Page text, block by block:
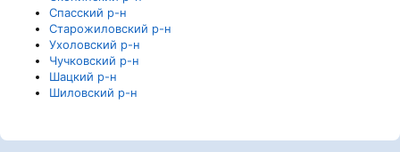
Спасский р-н
Старожиловский р-н
Ухоловский р-н
Чучковский р-н
Шацкий р-н
Шиловский р-н